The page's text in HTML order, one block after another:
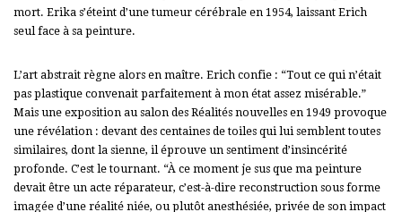
mort. Erika s’éteint d’une tumeur cérébrale en 1954, laissant Erich
seul face à sa peinture.
L’art abstrait règne alors en maître. Erich confie : “Tout ce qui n’était
pas plastique convenait parfaitement à mon état assez misérable.”
Mais une exposition au salon des Réalités nouvelles en 1949 provoque
une révélation : devant des centaines de toiles qui lui semblent toutes
similaires, dont la sienne, il éprouve un sentiment d’insincérité
profonde. C’est le tournant. “À ce moment je sus que ma peinture
devait être un acte réparateur, c’est-à-dire reconstruction sous forme
imagée d’une réalité niée, ou plutôt anesthésiée, privée de son impact